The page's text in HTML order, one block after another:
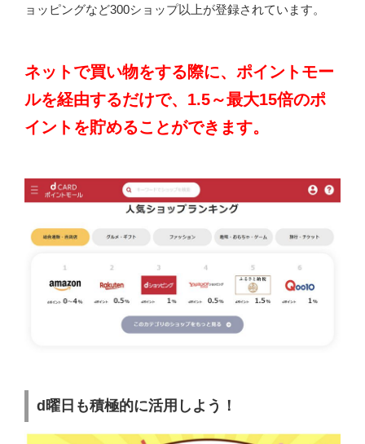
ョッピングなど300ショップ以上が登録されています。
ネットで買い物をする際に、ポイントモー
ルを経由するだけで、1.5～最大15倍のポ
イントを貯めることができます。
d曜日も積極的に活用しよう！